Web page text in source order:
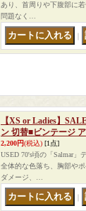
あり、首周りや下腹部に
問題なく…
【XS or Ladies】
ン 切替■ビンテージ
2,200円(税込) [1点]
USED 70's頃の「Salmar
全体的な色落ち、胸部や
ダメージ、…